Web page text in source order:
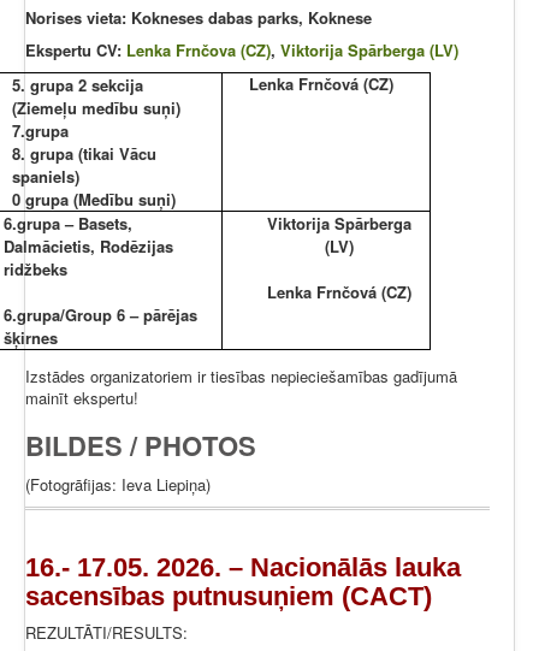
Norises vieta: Kokneses dabas parks, Koknese
Ekspertu CV: Lenka Frnčova (CZ), Viktorija Spārberga (LV)
5. grupa 2 sekcija
(Ziemeļu medību suņi)
7.grupa
8. grupa (tikai Vācu
spaniels)
0 grupa (Medību suņi)
Lenka Frnčová (CZ)
6.grupa – Basets,
Dalmācietis, Rodēzijas
ridžbeks
6.grupa/Group 6 – pārējas
šķirnes
Viktorija Spārberga
(LV)
Lenka Frnčová (CZ)
Izstādes organizatoriem ir tiesības nepieciešamības gadījumā
mainīt ekspertu!
BILDES / PHOTOS
(Fotogrāfijas: Ieva Liepiņa)
16.- 17.05. 2026. – Nacionālās lauka
sacensības putnusuņiem (CACT)
REZULTĀTI/RESULTS: